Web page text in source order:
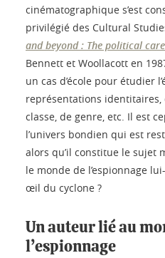
cinématographique s’est
privilégié des Cultural
and beyond : The political
Bennett et Woollacott en
un cas d’école pour étudier
représentations identitaires,
classe, de genre, etc. Il est
l’univers bondien qui est
alors qu’il constitue le sujet
le monde de l’espionnage
œil du cyclone ?
Un auteur lié au
l’espionnage